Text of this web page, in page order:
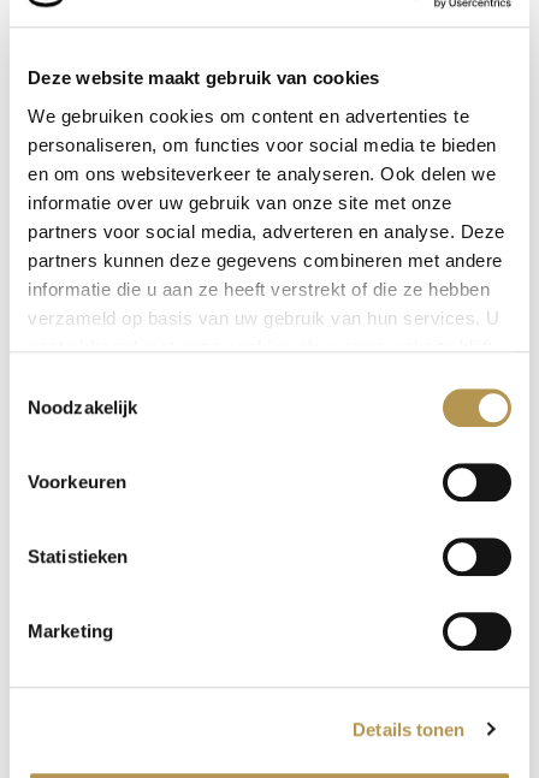
Deze website maakt gebruik van cookies
We gebruiken cookies om content en advertenties te
personaliseren, om functies voor social media te bieden
en om ons websiteverkeer te analyseren. Ook delen we
informatie over uw gebruik van onze site met onze
partners voor social media, adverteren en analyse. Deze
partners kunnen deze gegevens combineren met andere
informatie die u aan ze heeft verstrekt of die ze hebben
verzameld op basis van uw gebruik van hun services. U
Noodzakelijk
Voorkeuren
Statistieken
Marketing
Details tonen
Afwasser Tilburg | oproep (0-uren)
team en een onmisbare schakel tussen onze
keuken en ons restaurant. Je verricht alle
voorkomende werkzaamheden in onze
spoelkeuken. Zie jij dat...
Bekijk vacature
Helpende plus Tilburg | flexpool (0-
uren / oproep)
Als Helpende Plus bij De Leyhoeve werk jij met
hart voor ouderen in een warm team. Jij maakt